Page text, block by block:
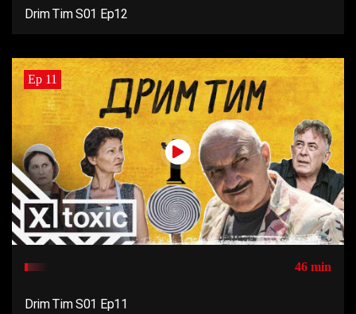
Drim Tim S01 Ep12
Ep 11
46 min
Drim Tim S01 Ep11